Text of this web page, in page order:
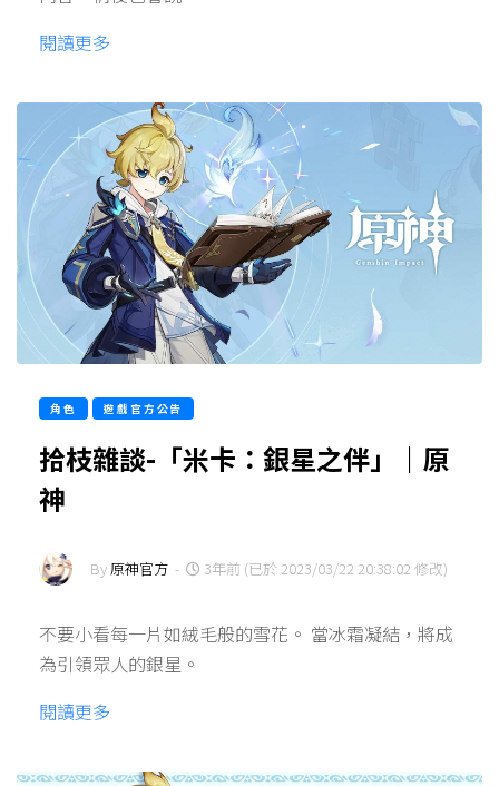
閱讀更多
角色 遊戲官方公告
拾枝雜談-「米卡：銀星之伴」｜原
神
By原神官方 - 3年前 (已於 2023/03/22 20:38:02 修改)
不要小看每一片如絨毛般的雪花。 當冰霜凝結，將成
為引領眾人的銀星。
閱讀更多